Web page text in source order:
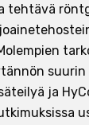
tehtävä
ja